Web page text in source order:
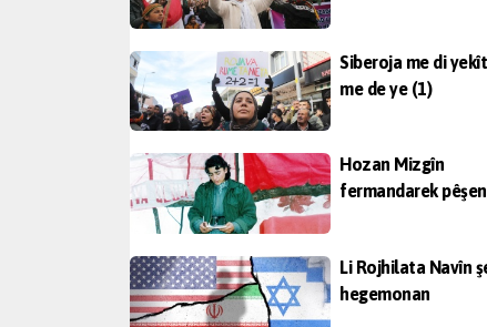
Siberoja me di
me de ye (1)
Hozan Mizgîn
fermandarek
Li Rojhilata Navîn
hegemonan